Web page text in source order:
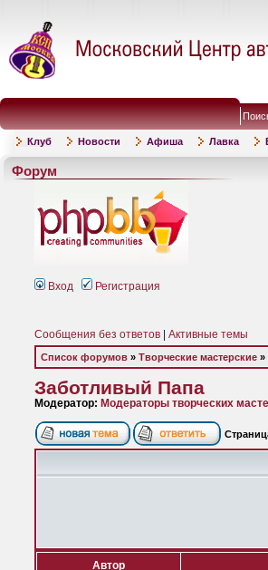
Клуб Новости Афиша Лавка
Форум
Вход Регистрация
Сообщения без ответов Активные темы
Список форумов » Творческие мастерские »
Заботливый Папа
Модератор: Модераторы творческих
Автор